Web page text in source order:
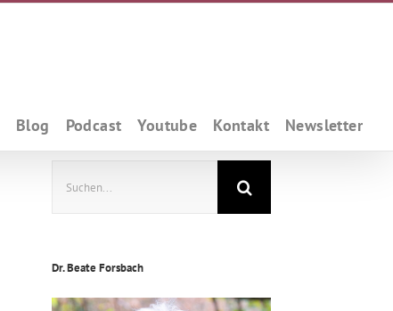
Blog Podcast Youtube Kontakt Newsletter
nach:
Dr. Beate Forsbach